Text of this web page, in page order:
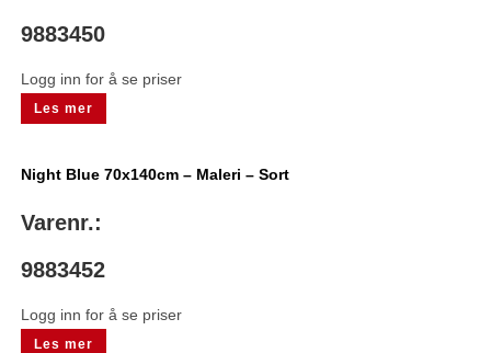
9883450
Logg inn for å se priser
Les mer
Night Blue 70x140cm – Maleri – Sort
Varenr.:
9883452
Logg inn for å se priser
Les mer